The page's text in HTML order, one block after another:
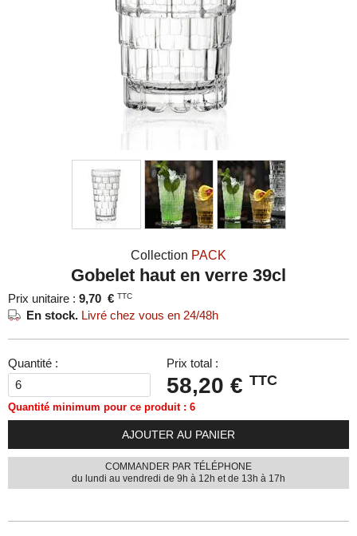
Collection PACK
Gobelet haut en verre 39cl
Prix unitaire : 9,70 € TTC
En stock. Livré chez vous en 24/48h
Quantité : Prix total :
58,20 € TTC
Quantité minimum pour ce produit : 6
AJOUTER AU PANIER
COMMANDER PAR TÉLÉPHONE
du lundi au vendredi de 9h à 12h et de 13h à 17h